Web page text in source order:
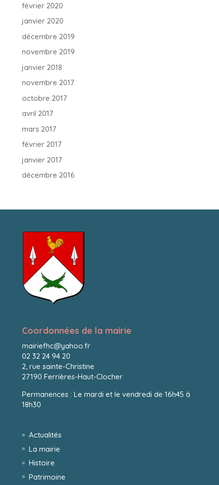
février 2020
janvier 2020
décembre 2019
novembre 2019
janvier 2018
novembre 2017
octobre 2017
avril 2017
mars 2017
février 2017
janvier 2017
décembre 2016
Coordonnées de la mairie
mairiefhc@yahoo.fr
02 32 24 94 20
2, rue sainte-Christine
27190 Ferrières-Haut-Clocher
Permanences : Le mardi et le vendredi de 16h45 à
18h30
Actualités
La mairie
Histoire
Patrimoine